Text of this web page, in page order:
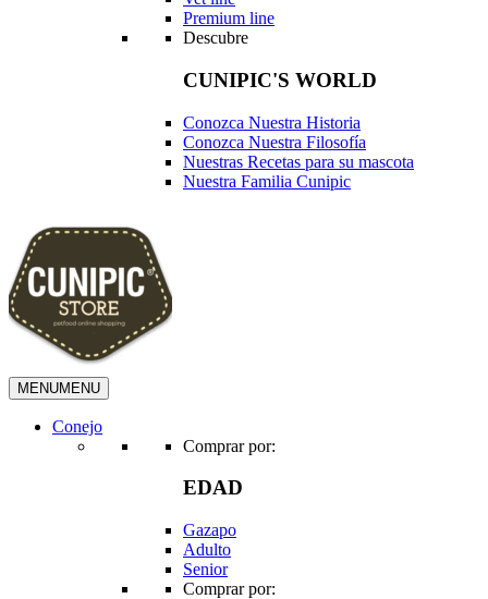
Premium line
Descubre
CUNIPIC'S WORLD
Conozca Nuestra Historia
Conozca Nuestra Filosofía
Nuestras Recetas para su mascota
Nuestra Familia Cunipic
MENUMENU
Conejo
Comprar por:
EDAD
Gazapo
Adulto
Senior
Comprar por: